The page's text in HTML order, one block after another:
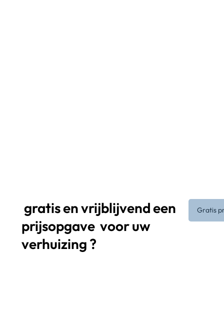
gratis en vrijblijvend een
prijsopgavevoor uw
verhuizing ?
Gratis